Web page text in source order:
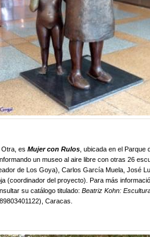
es Mujer con Rulos , ubicada en el
un museo al aire libre con otras 26
de Los Goya), Carlos García Muela, José
(coordinador del proyecto). Para más
su catálogo titulado: Beatriz Kohn:
Caracas.